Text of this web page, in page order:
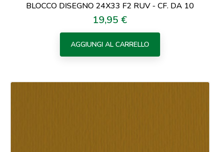
BLOCCO DISEGNO 24X33 F2 RUV - CF. DA 10
Prezzo
19,95 €
AGGIUNGI AL CARRELLO